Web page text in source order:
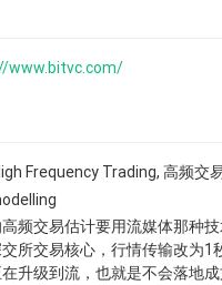
www.bitvc.com/
Frequency Trading, 高频交
频交易估计要用流媒体那种
所交易核心，行情传输改为1
升级到流，也就是不会落地成